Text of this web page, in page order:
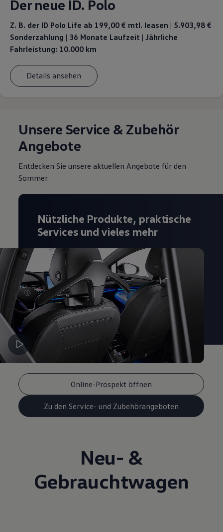
Der neue ID. Polo
Z. B. der ID Polo Life ab 199,00 € mtl. leasen | 5.903,98 €
Sonderzahlung | 36 Monate Laufzeit | Jährliche
Fahrleistung: 10.000 km
Details ansehen
Unsere Service & Zubehör
Angebote
Entdecken Sie unsere aktuellen Angebote für den
Sommer.
Online-Prospekt öffnen
Zu den Service- und Zubehörangeboten
Nützliche Produkte, praktische
Services und vieles mehr
Neu- &
Gebrauchtwagen